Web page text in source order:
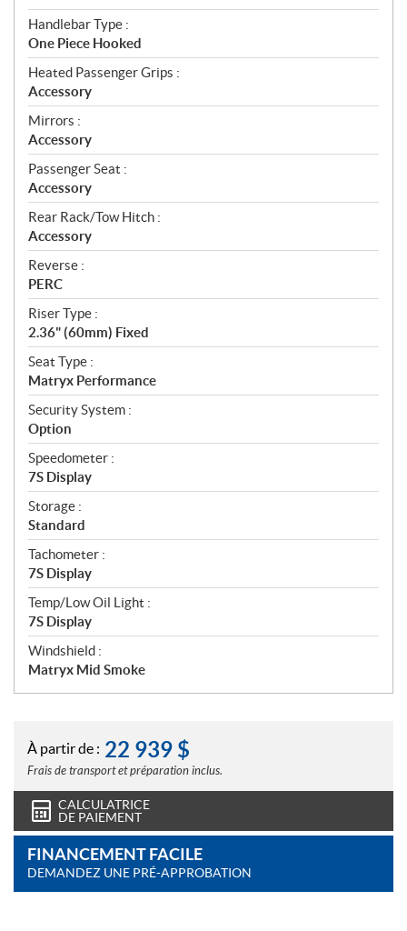
Handlebar Type :
One Piece Hooked
Heated Passenger Grips :
Accessory
Mirrors :
Accessory
Passenger Seat :
Accessory
Rear Rack/Tow Hitch :
Accessory
Reverse :
PERC
Riser Type :
2.36" (60mm) Fixed
Seat Type :
Matryx Performance
Security System :
Option
Speedometer :
7S Display
Storage :
Standard
Tachometer :
7S Display
Temp/Low Oil Light :
7S Display
Windshield :
Matryx Mid Smoke
À partir de : 22 939 $
Frais de transport et préparation inclus.
CALCULATRICE
DE PAIEMENT
FINANCEMENT FACILE
DEMANDEZ UNE PRÉ-APPROBATION